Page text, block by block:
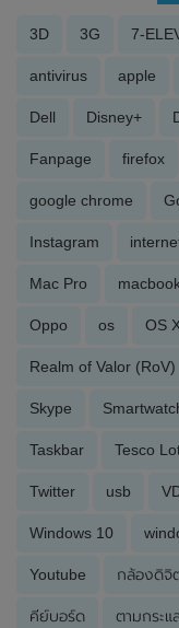
3D 3G 7-
antivirus apple
Dell Disney+
Fanpage firefox
google chrome
Instagram
Mac Pro
Oppo os OS
Realm of Valor (RoV)
Skype
Taskbar Tesco
Twitter usb
Windows 10
Youtube กล้องดิจิ
คีย์บอร์ด ตามกระแ